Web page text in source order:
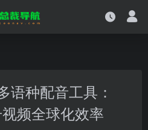
语种配音工具：
频全球化效率